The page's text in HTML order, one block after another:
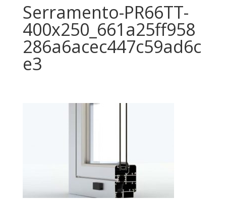
Serramento-PR66TT-
400x250_661a25ff958
286a6acec447c59ad6c
e3